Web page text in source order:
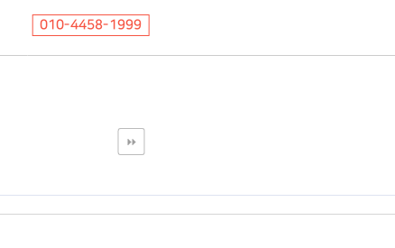
010-4458-1999